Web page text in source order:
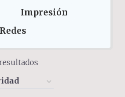
Impresión
Redes
popularity